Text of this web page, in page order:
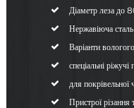
Діаметр леза до
Нержавіюча сталь
Варіанти
спеціальні ріжучі
для покрівельної
Пристрої